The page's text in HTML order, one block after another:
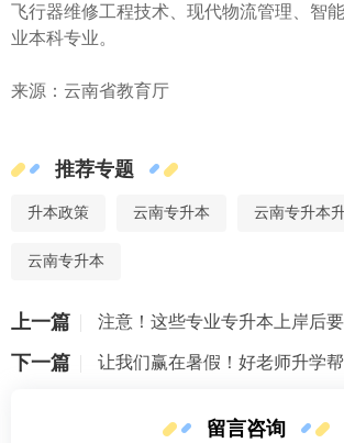
飞行器维修工程技术、现代物流管理、智
业本科专业。
来源：云南省教育厅
推荐专题
升本政策 云南专升本 云南专升本
云南专升本
上一篇 注意！这些专业专升本上岸后要
下一篇
留言咨询